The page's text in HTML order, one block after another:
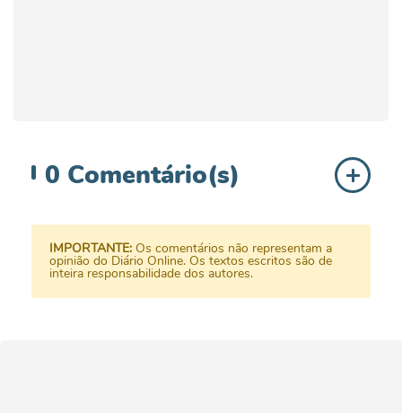
0 Comentário(s)
IMPORTANTE: Os comentários não representam a
opinião do Diário Online. Os textos escritos são de
inteira responsabilidade dos autores.